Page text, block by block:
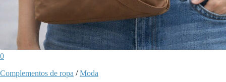
0
Complementos de ropa /Moda